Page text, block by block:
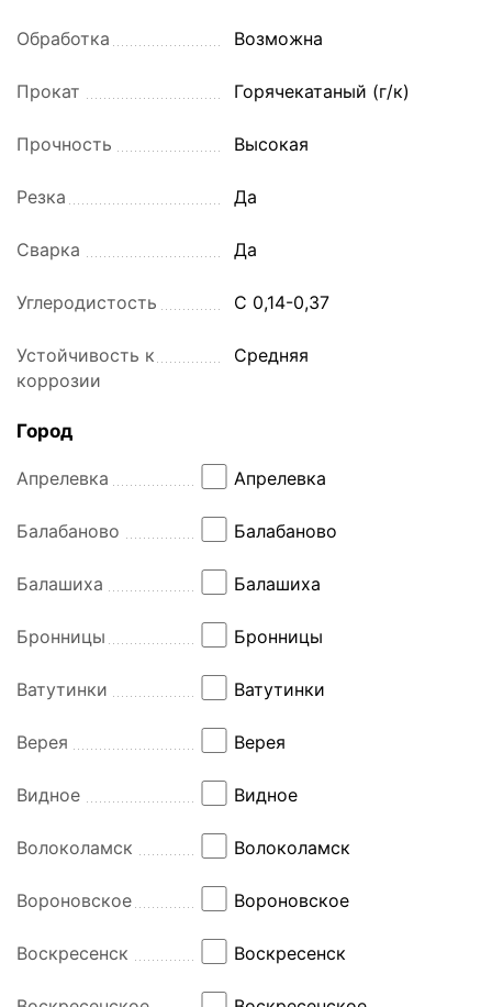
Обработка Возможна
Прокат Горячекатаный (г/к)
Прочность Высокая
Резка Да
Сварка Да
Углеродистость С 0,14-0,37
Устойчивость к
коррозии
Средняя
Город
Апрелевка Апрелевка
Балабаново Балабаново
Балашиха Балашиха
Бронницы Бронницы
Ватутинки Ватутинки
Верея Верея
Видное Видное
Волоколамск Волоколамск
Вороновское Вороновское
Воскресенск Воскресенск